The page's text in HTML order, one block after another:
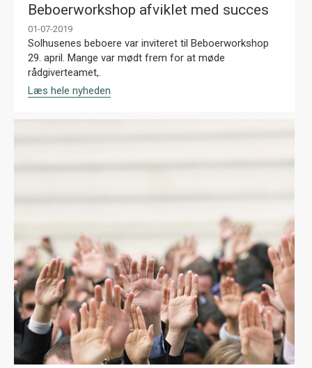
Beboerworkshop afviklet med succes
01-07-2019
Solhusenes beboere var inviteret til Beboerworkshop
29. april. Mange var mødt frem for at møde
rådgiverteamet,.
Læs hele nyheden